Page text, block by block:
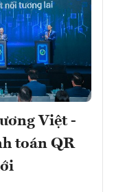
Việt -
toán QR